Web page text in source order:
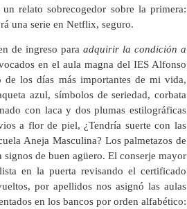
relato sobrecogedor sobre la primera:
una serie en Netflix, seguro.
de ingreso para adquirir la condición a
en el aula magna del IES Alfonso
los días más importantes de mi vida,
azul, símbolos de seriedad, corbata
con laca y dos plumas estilográficas
a flor de piel, ¿Tendría suerte con las
Aneja Masculina? Los palmetazos de
de buen agüero. El conserje mayor
en la puerta revisando el certificado
por apellidos nos asignó las aulas
en los bancos por orden alfabético: